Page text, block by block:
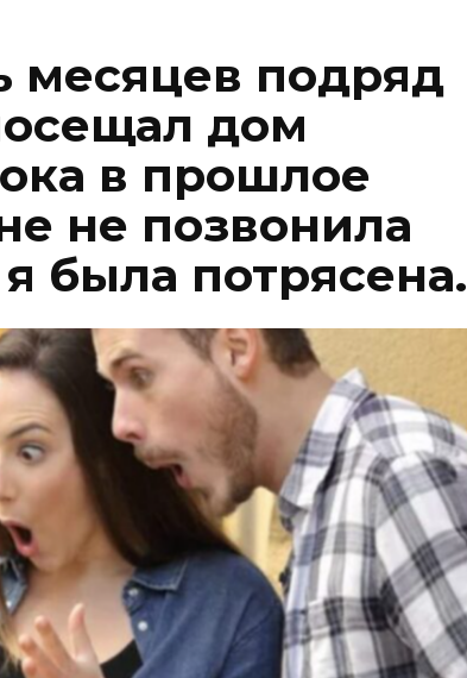
подряд
дом
в прошлое
не позвонила
была потрясена.